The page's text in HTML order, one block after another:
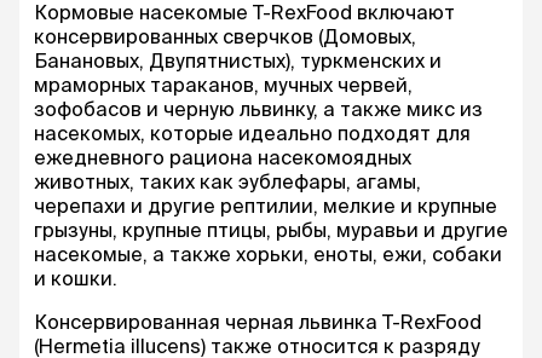
Кормовые насекомые T-RexFood включают
консервированных сверчков (Домовых,
Банановых, Двупятнистых), туркменских и
мраморных тараканов, мучных червей,
зофобасов и черную львинку, а также микс из
насекомых, которые идеально подходят для
ежедневного рациона насекомоядных
животных, таких как эублефары, агамы,
черепахи и другие рептилии, мелкие и крупные
грызуны, крупные птицы, рыбы, муравьи и другие
насекомые, а также хорьки, еноты, ежи, собаки
и кошки.
Консервированная черная львинка T-RexFood
(Hermetia illucens) также относится к разряду